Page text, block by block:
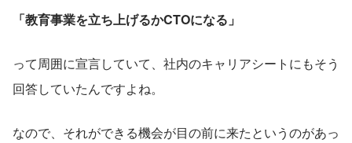
「教育事業を立ち上げるかCTOになる」
って周囲に宣言していて、社内のキャリアシートにもそう
回答していたんですよね。
なので、それができる機会が目の前に来たというのがあっ